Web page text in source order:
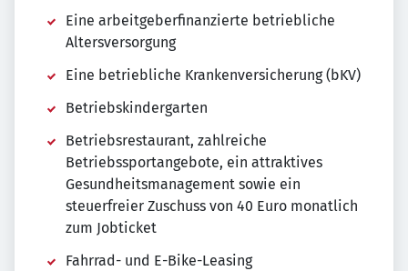
Eine arbeitgeberfinanzierte betriebliche
Altersversorgung
Eine betriebliche Krankenversicherung (bKV)
Betriebskindergarten
Betriebsrestaurant, zahlreiche
Betriebssportangebote, ein attraktives
Gesundheitsmanagement sowie ein
steuerfreier Zuschuss von 40 Euro monatlich
zum Jobticket
Fahrrad- und E-Bike-Leasing